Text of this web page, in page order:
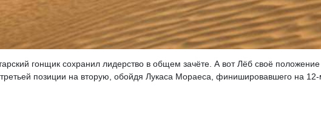
гонщик сохранил лидерство в общем зачёте. А вот Лёб своё положение
позиции на вторую, обойдя Лукаса Мораеса, финишировавшего на